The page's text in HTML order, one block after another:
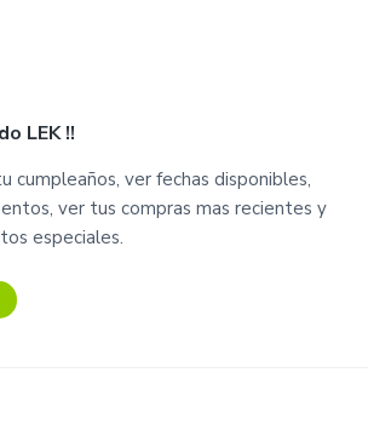
LEK !!
cumpleaños, ver fechas disponibles,
ver tus compras mas recientes y
especiales.